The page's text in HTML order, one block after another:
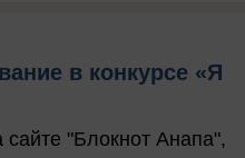
в конкурсе «Я
"Блокнот Анапа",